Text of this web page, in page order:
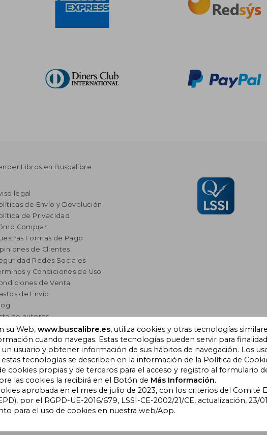
Libros en Buscalibre
legal
de Envío y Devolución
de Privacidad
Comprar
Formas de Pago
de Clientes
Redes Sociales
y Condiciones de Uso
de Venta
de Envío
de autores
a la Lectura
Recomendados
3 (08940), Cornellà de Llobregat,
Buscalibre Colombia Buscalibre Ecuador Buscalibre España
su Web, www.buscalibre.es, utiliza cookies y otras tecnologías
cuando navegas. Estas tecnologías pueden servir para
usuario y obtener información de sus hábitos de navegación. Los
tecnologías se describen en la información de la Política de
cookies propias y de terceros para el acceso y registro al formulario
las cookies la recibirá en el Botón de Más Información.
aprobada en el mes de julio de 2023, con los criterios del Comité
por el RGPD-UE-2016/679, LSSI-CE-2002/21/CE, actualización, 23/
para el uso de cookies en nuestra web/App.